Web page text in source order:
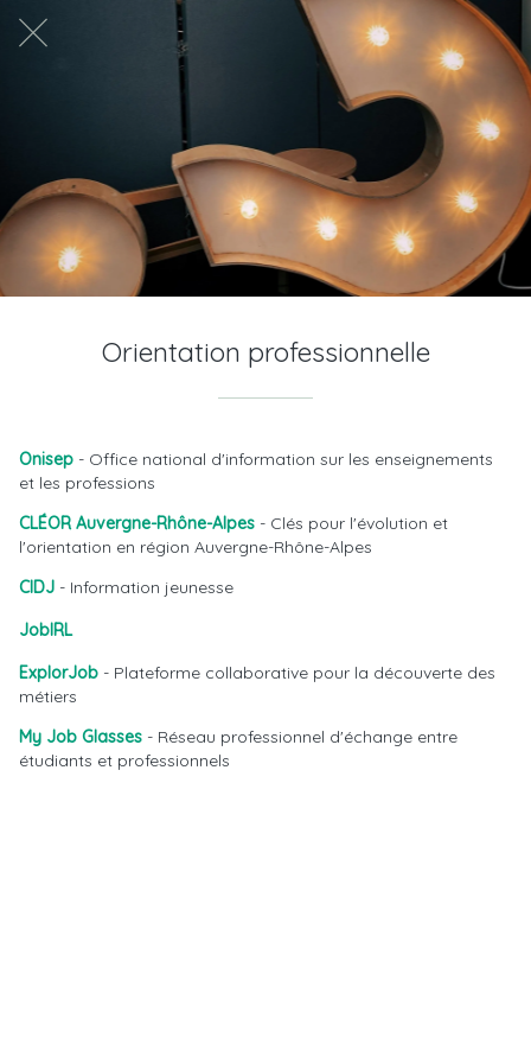
Orientation professionnelle
Onisep - Office national d'information sur les enseignements
et les professions
CLÉOR Auvergne-Rhône-Alpes - Clés pour l'évolution et
l'orientation en région Auvergne-Rhône-Alpes
CIDJ - Information jeunesse
JobIRL
ExplorJob - Plateforme collaborative pour la découverte des
métiers
My Job Glasses - Réseau professionnel d'échange entre
étudiants et professionnels